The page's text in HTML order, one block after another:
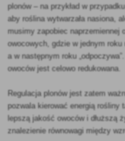
plonów – na przykład w
aby roślina wytwarzała nasiona,
musimy zapobiec naprzemiennej
owocowych, gdzie w jednym roku
a w następnym roku
owoców jest celowo redukowana.
Regulacja plonów jest zatem
pozwala kierować energią rośliny
lepszą jakość owoców i dłuższą
znalezienie równowagi między